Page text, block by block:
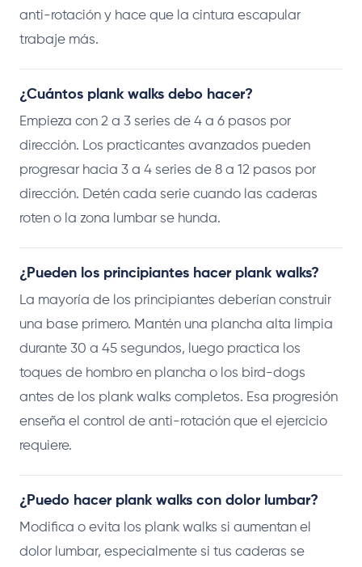
anti-rotación y hace que la cintura escapular
trabaje más.
¿Cuántos plank walks debo hacer?
Empieza con 2 a 3 series de 4 a 6 pasos por
dirección. Los practicantes avanzados pueden
progresar hacia 3 a 4 series de 8 a 12 pasos por
dirección. Detén cada serie cuando las caderas
roten o la zona lumbar se hunda.
¿Pueden los principiantes hacer plank walks?
La mayoría de los principiantes deberían construir
una base primero. Mantén una plancha alta limpia
durante 30 a 45 segundos, luego practica los
toques de hombro en plancha o los bird-dogs
antes de los plank walks completos. Esa progresión
enseña el control de anti-rotación que el ejercicio
requiere.
¿Puedo hacer plank walks con dolor lumbar?
Modifica o evita los plank walks si aumentan el
dolor lumbar, especialmente si tus caderas se